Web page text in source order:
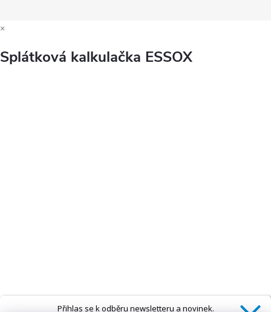
×
Splátková kalkulačka ESSOX
Přihlas se k odběru newsletteru a novinek.